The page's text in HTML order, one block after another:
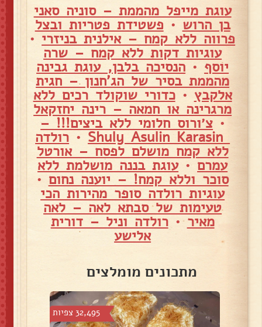
עוגת מייפל מהממת – סוניה סאני
בן הרוש • פשטידת פטריות ובצל
פרווה ללא קמח – אילנית בניזרי •
עוגיות דקות ללא קמח – שרה
יוסף • הנסיכה בלבן, עוגת גבינה
מהממת בסיר של הג'חנון – חגית
אלקבץ •כדורי שוקולד רכים ללא
מרגרינה או חמאה – רינה יחזקאל
• צ׳ורוס חלומי ללא ביצים!!! –
• רולדה
ללא קמח מושלם לפסח – אורטל
עמרם •עוגת בננה מושלמת ללא
סוכר וללא קמח! – יוענה נחום •
עוגיות רולדה סופר מהירות הכי
טעימות של סבתא לאה – לאה
מאיר•רולדה וניל – דורית
אלישע
מתכונים מומלצים
32,495 צפיות